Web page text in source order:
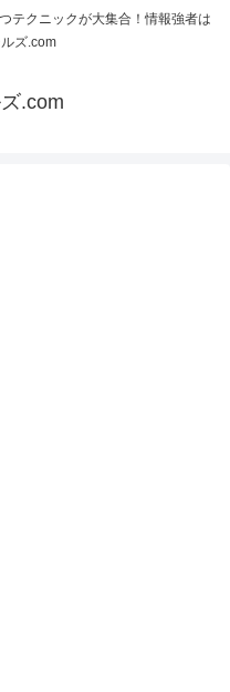
テクニックが大集合！情報強者は
ズ.com
.com